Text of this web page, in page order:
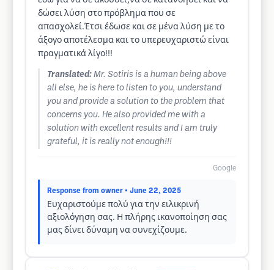
δώσει λύση στο πρόβλημα που σε
απασχολεί.Έτσι έδωσε και σε μένα λύση με το
άξογο αποτέλεσμα και το υπερευχαριστώ είναι
πραγματικά λίγο!!!
Translated: Mr. Sotiris is a human being above
all else, he is here to listen to you, understand
you and provide a solution to the problem that
concerns you. He also provided me with a
solution with excellent results and I am truly
grateful, it is really not enough!!!
Google
Response from owner • June 22, 2025
Ευχαριστούμε πολύ για την ειλικρινή
αξιολόγηση σας. Η πλήρης ικανοποίηση σας
μας δίνει δύναμη να συνεχίζουμε.